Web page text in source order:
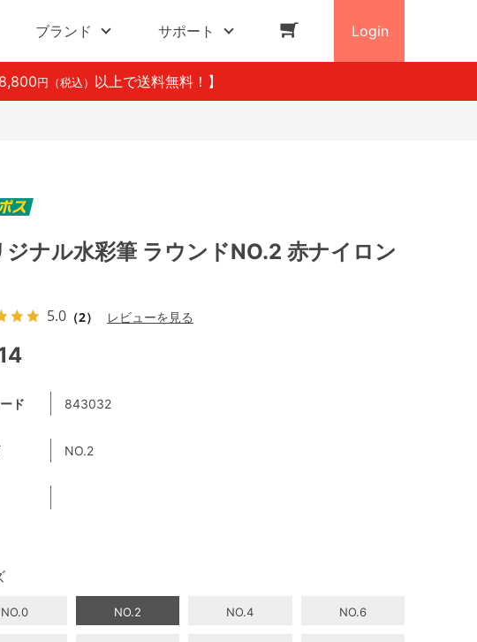
ブランド サポート Login
8,800 円（税込） 以上で送料無料！】
ジナル水彩筆 ラウンドNO.2 赤ナイロン
5.0 （2） レビューを見る
ド 843032
NO.2
NO.0 NO.2 NO.4 NO.6